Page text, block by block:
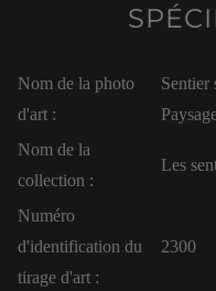
Nom de la photo
d'art :
Sentier
Nom de la
collection :
Les
Numéro
d'identification du
tirage d'art :
2300